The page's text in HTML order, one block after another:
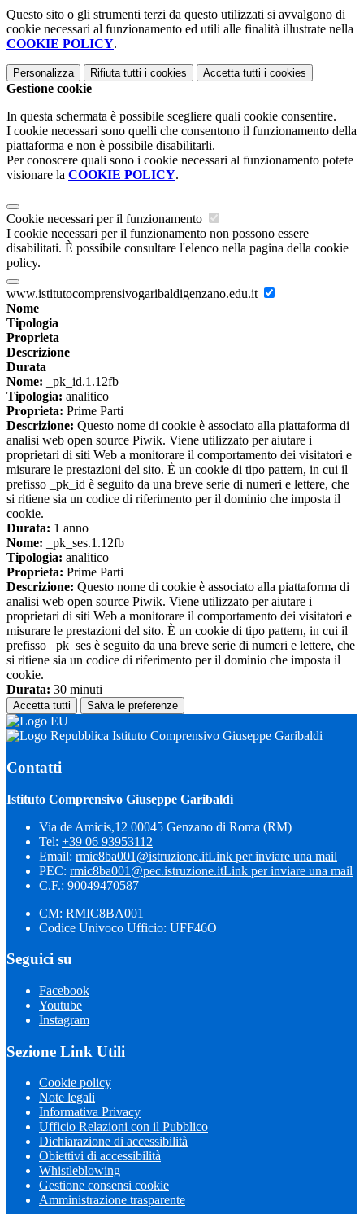
Questo sito o gli strumenti terzi da questo utilizzati si avvalgono di
cookie necessari al funzionamento ed utili alle finalità illustrate nella
COOKIE POLICY.
Personalizza Rifiuta tutti i cookies Accetta tutti i cookies
Gestione cookie
In questa schermata è possibile scegliere quali cookie consentire.
I cookie necessari sono quelli che consentono il funzionamento della
piattaforma e non è possibile disabilitarli.
Per conoscere quali sono i cookie necessari al funzionamento potete
visionare la COOKIE POLICY.
Cookie necessari per il funzionamento
I cookie necessari per il funzionamento non possono essere
disabilitati. È possibile consultare l'elenco nella pagina della cookie
policy.
www.istitutocomprensivogaribaldigenzano.edu.it
Nome
Tipologia
Proprieta
Descrizione
Durata
Nome: _pk_id.1.12fb
Tipologia: analitico
Proprieta: Prime Parti
Descrizione: Questo nome di cookie è associato alla piattaforma di
analisi web open source Piwik. Viene utilizzato per aiutare i
proprietari di siti Web a monitorare il comportamento dei visitatori e
misurare le prestazioni del sito. È un cookie di tipo pattern, in cui il
prefisso _pk_id è seguito da una breve serie di numeri e lettere, che
si ritiene sia un codice di riferimento per il dominio che imposta il
cookie.
Durata: 1 anno
Nome: _pk_ses.1.12fb
Tipologia: analitico
Proprieta: Prime Parti
Descrizione: Questo nome di cookie è associato alla piattaforma di
analisi web open source Piwik. Viene utilizzato per aiutare i
proprietari di siti Web a monitorare il comportamento dei visitatori e
misurare le prestazioni del sito. È un cookie di tipo pattern, in cui il
prefisso _pk_ses è seguito da una breve serie di numeri e lettere, che
si ritiene sia un codice di riferimento per il dominio che imposta il
cookie.
Durata: 30 minuti
Accetta tutti Salva le preferenze
Istituto Comprensivo Giuseppe Garibaldi
Contatti
Istituto Comprensivo Giuseppe Garibaldi
Via de Amicis,12 00045 Genzano di Roma (RM)
Tel: +39 06 93953112
Email: rmic8ba001@istruzione.itLink per inviare una mail
PEC: rmic8ba001@pec.istruzione.itLink per inviare una mail
C.F.: 90049470587
CM: RMIC8BA001
Codice Univoco Ufficio: UFF46O
Seguici su
Facebook
Youtube
Instagram
Sezione Link Utili
Cookie policy
Note legali
Informativa Privacy
Ufficio Relazioni con il Pubblico
Dichiarazione di accessibilità
Obiettivi di accessibilità
Whistleblowing
Gestione consensi cookie
Amministrazione trasparente